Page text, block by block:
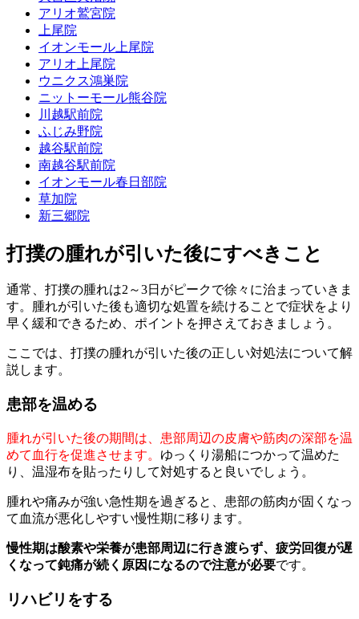
アリオ鷲宮院
上尾院
イオンモール上尾院
アリオ上尾院
ウニクス鴻巣院
ニットーモール熊谷院
川越駅前院
ふじみ野院
越谷駅前院
南越谷駅前院
イオンモール春日部院
草加院
新三郷院
打撲の腫れが引いた後にすべきこと
通常、打撲の腫れは2～3日がピークで徐々に治まっていきま
す。腫れが引いた後も適切な処置を続けることで症状をより
早く緩和できるため、ポイントを押さえておきましょう。
ここでは、打撲の腫れが引いた後の正しい対処法について解
説します。
患部を温める
腫れが引いた後の期間は、患部周辺の皮膚や筋肉の深部を温
めて血行を促進させます。 ゆっくり湯船につかって温めた
り、温湿布を貼ったりして対処すると良いでしょう。
腫れや痛みが強い急性期を過ぎると、患部の筋肉が固くなっ
て血流が悪化しやすい慢性期に移ります。
慢性期は酸素や栄養が患部周辺に行き渡らず、疲労回復が遅
くなって鈍痛が続く原因になるので注意が必要です。
リハビリをする